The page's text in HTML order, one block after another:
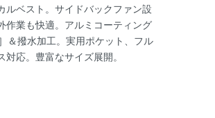
ルベスト。サイドバックファン設
作業も快適。アルミコーティング
＆撥水加工。実用ポケット、フル
対応。豊富なサイズ展開。